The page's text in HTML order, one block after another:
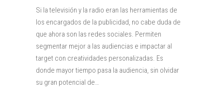
Si la televisión y la radio eran las herramientas de
los encargados de la publicidad, no cabe duda de
que ahora son las redes sociales. Permiten
segmentar mejor a las audiencias e impactar al
target con creatividades personalizadas. Es
donde mayor tiempo pasa la audiencia, sin olvidar
su gran potencial de…